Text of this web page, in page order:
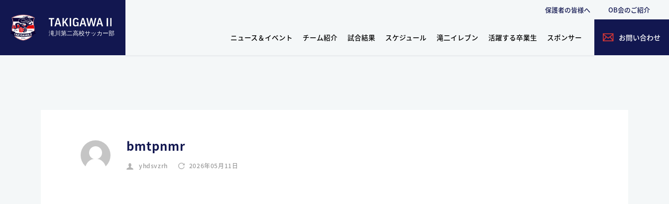
滝川第二高校サッカー部
保護者の皆様へ OB会のご紹介
ニュース＆イベント チーム紹介 試合結果 スケジュール 滝二イレブン 活躍する卒業生 スポンサー お問い合わせ
bmtpnmr
yhdsvzrh 2026年05月11日